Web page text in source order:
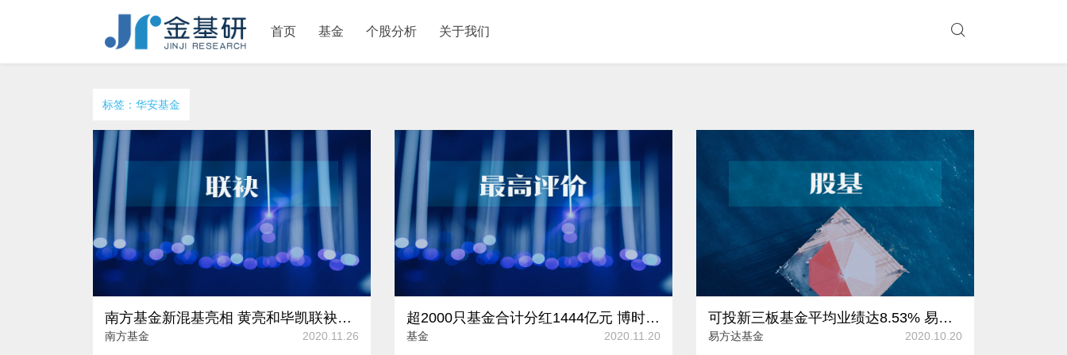
首页 基金 个股分析 关于我们
标签：华安基金
南方基金新混基亮相 黄亮和毕凯联袂出“基”
南方基金 2020.11.26
超2000只基金合计分红1444亿元 博时基金获联合国PRI最高评价“A+”
基金 2020.11.20
可投新三板基金平均业绩达8.53% 易方达基金新发股基杨桢霄“掌舵”
易方达基金 2020.10.20